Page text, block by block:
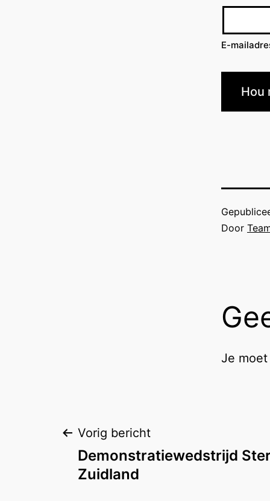
E-
Hou
Door
Je moet
Bericht
navigatie
Vorig bericht
Demonstratiewedstrijd
Zuidland